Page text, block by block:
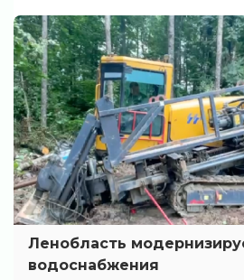
Ленобласть
водоснабжения